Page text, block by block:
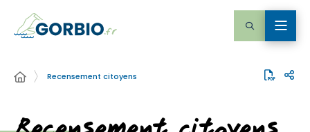
Recensement citoyens